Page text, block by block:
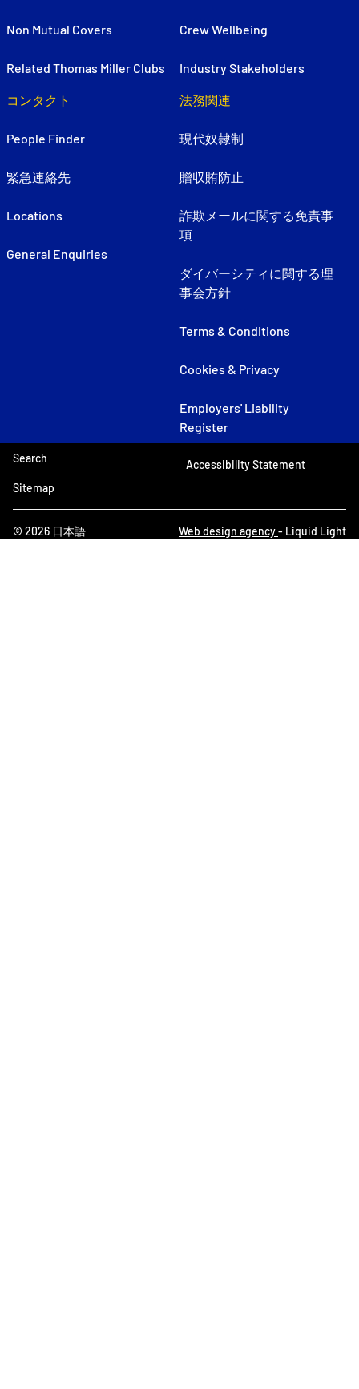
Non Mutual Covers
Related Thomas Miller Clubs
Crew Wellbeing
Industry Stakeholders
コンタクト
People Finder
緊急連絡先
Locations
General Enquiries
法務関連
現代奴隷制
贈収賄防止
詐欺メールに関する免責事
項
ダイバーシティに関する理
事会方針
Terms & Conditions
Cookies & Privacy
Employers' Liability
Register
© 2026 日本語
Search
Sitemap
Accessibility Statement
Web design agency- Liquid Light